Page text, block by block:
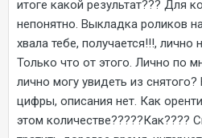
итоге какой результат??? Для
непонятно. Выкладка роликов
хвала тебе, получается!!!, лично
Только что от этого. Лично по
лично могу увидеть из
цифры, описания нет. Как
этом количестве?????Как????